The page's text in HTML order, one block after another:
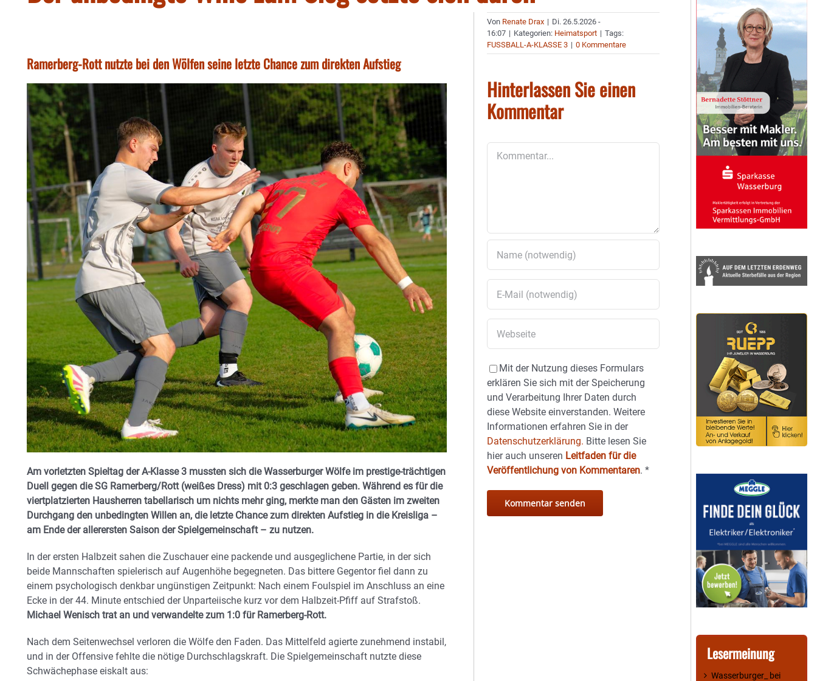
Ramerberg-Rott nutzte bei den Wölfen seine letzte Chance zum direkten Aufstieg
Am vorletzten Spieltag der A-Klasse 3 mussten sich die Wasserburger Wölfe im prestige-trächtigen
Duell gegen die SG Ramerberg/Rott (weißes Dress) mit 0:3 geschlagen geben. Während es für die
viertplatzierten Hausherren tabellarisch um nichts mehr ging, merkte man den Gästen im zweiten
Durchgang den unbedingten Willen an, die letzte Chance zum direkten Aufstieg in die Kreisliga –
am Ende der allerersten Saison der Spielgemeinschaft – zu nutzen.
In der ersten Halbzeit sahen die Zuschauer eine packende und ausgeglichene Partie, in der sich
beide Mannschaften spielerisch auf Augenhöhe begegneten. Das bittere Gegentor fiel dann zu
einem psychologisch denkbar ungünstigen Zeitpunkt: Nach einem Foulspiel im Anschluss an eine
Ecke in der 44. Minute entschied der Unparteiische kurz vor dem Halbzeit-Pfiff auf Strafstoß.
Michael Wenisch trat an und verwandelte zum 1:0 für Ramerberg-Rott.
Nach dem Seitenwechsel verloren die Wölfe den Faden. Das Mittelfeld agierte zunehmend instabil,
und in der Offensive fehlte die nötige Durchschlagskraft. Die Spielgemeinschaft nutzte diese
Schwächephase eiskalt aus:
Von Renate Drax | Di. 26.5.2026 -
16:07 | Kategorien: Heimatsport | Tags:
FUSSBALL-A-KLASSE 3 | 0 Kommentare
Hinterlassen Sie einen
Kommentar
Mit der Nutzung dieses Formulars
erklären Sie sich mit der Speicherung
und Verarbeitung Ihrer Daten durch
diese Website einverstanden. Weitere
Informationen erfahren Sie in der
Datenschutzerklärung. Bitte lesen Sie
hier auch unseren Leitfaden für die
Veröffentlichung von Kommentaren.*
Lesermeinung
Wasserburger_
bei